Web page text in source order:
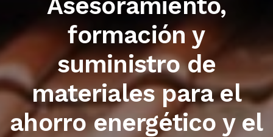
Trabajamos con las
primeras marcas del
sector